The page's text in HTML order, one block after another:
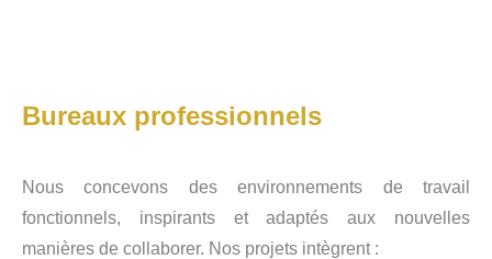
Bureaux professionnels
Nous concevons des environnements de travail
fonctionnels, inspirants et adaptés aux nouvelles
manières de collaborer. Nos projets intègrent :